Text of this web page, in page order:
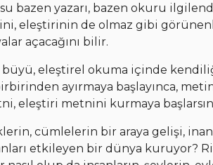
bazen yazarı, bazen okuru
eleştirinin de olmaz gibi
açacağını bilir.
büyü, eleştirel okuma içinde
ayırmaya başlayınca,
eleştiri metnini kurmaya
cümlelerin bir araya gelişi,
etkileyen bir dünya kuruyor?